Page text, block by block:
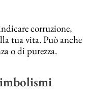
corruzione,
tua vita. Può anche
o di purezza.